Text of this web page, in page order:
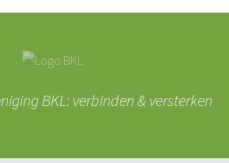
BKL: verbinden & versterken